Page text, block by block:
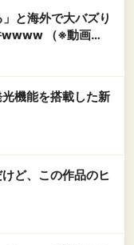
と海外で大バズり
（※動画あ
機能を搭載した新
ど、この作品のヒ